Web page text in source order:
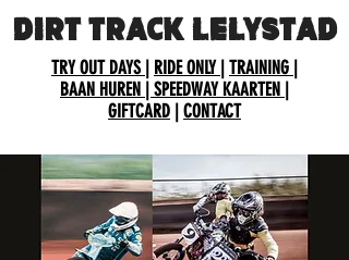
DIRT TRACK LELYSTAD
TRY OUT DAYS RIDE ONLY TRAINING
BAAN HUREN
| SPEEDWAY KAARTEN
GIFTCARD CONTACT